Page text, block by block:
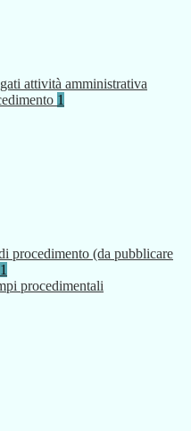
attività amministrativa
1
procedimento (da pubblicare
1
procedimentali